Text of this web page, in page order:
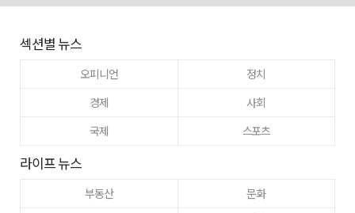
섹션별 뉴스
오피니언
정치
경제
사회
국제
스포츠
라이프 뉴스
부동산
문화